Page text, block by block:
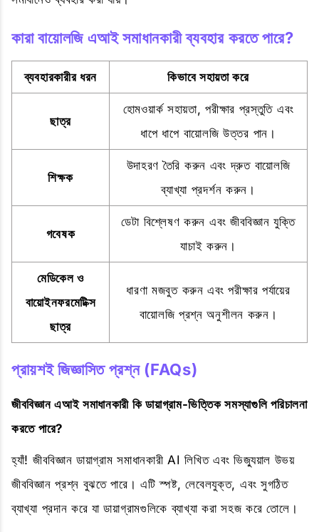
কারা বায়োলজি এআই সমাধানকারী ব্যবহার করতে পারে?
ব্যবহারকারীর ধরন কিভাবে সহায়তা করে
ছাত্র
হোমওয়ার্ক সহায়তা, পরীক্ষার প্রস্তুতি এবং
ধাপে ধাপে বায়োলজি উত্তর পান।
শিক্ষক
উদাহরণ তৈরি করুন এবং দ্রুত বায়োলজি
ব্যাখ্যা প্রদর্শন করুন।
গবেষক
ডেটা বিশ্লেষণ করুন এবং জীববিজ্ঞান যুক্তি
যাচাই করুন।
মেডিকেল ও
বায়োইনফরমেটিক্স
ছাত্র
ধারণা মজবুত করুন এবং পরীক্ষার পর্যায়ের
বায়োলজি প্রশ্ন অনুশীলন করুন।
প্রায়শই জিজ্ঞাসিত প্রশ্ন (FAQs)
জীববিজ্ঞান এআই সমাধানকারী কি ডায়াগ্রাম-ভিত্তিক সমস্যাগুলি পরিচালনা
করতে পারে?
হ্যাঁ! জীববিজ্ঞান ডায়াগ্রাম সমাধানকারী AI লিখিত এবং ভিজ্যুয়াল উভয়
জীববিজ্ঞান প্রশ্ন বুঝতে পারে। এটি স্পষ্ট, লেবেলযুক্ত, এবং সুগঠিত
ব্যাখ্যা প্রদান করে যা ডায়াগ্রামগুলিকে ব্যাখ্যা করা সহজ করে তোলে।